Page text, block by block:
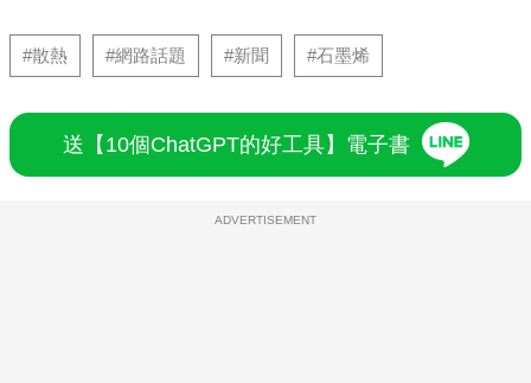
#散熱 #網路話題 #新聞 #石墨烯
送【10個ChatGPT的好工具】電子書
ADVERTISEMENT